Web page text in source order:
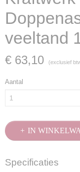
veeltand
€ 63,10 (exclusief
Aantal
IN
Specificaties